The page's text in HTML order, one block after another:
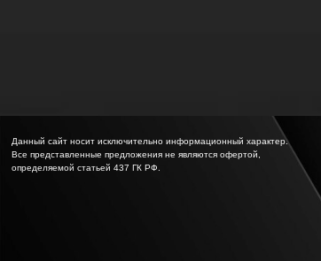
Данный сайт носит исключительно информационный характер.
Все представленные предложения не являются офертой,
определяемой статьей 437 ГК РФ.